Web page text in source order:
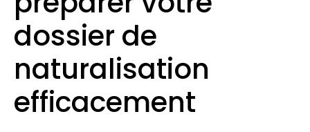
dossier de
naturalisation
efficacement